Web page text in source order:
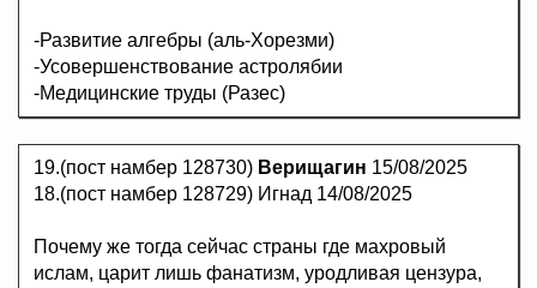
-Развитие алгебры (аль-Хорезми)
-Усовершенствование астролябии
-Медицинские труды (Разес)
19.(пост намбер 128730) Верищагин 15/08/2025
18.(пост намбер 128729) Игнад 14/08/2025
Почему же тогда сейчас страны где махровый
ислам, царит лишь фанатизм, уродливая цензура,